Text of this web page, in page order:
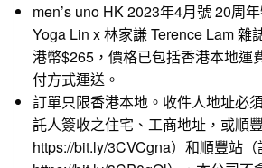
men’s uno HK 2023年4月號 20周
Yoga Lin x 林家謙 Terence Lam 雜
港幣$265，價格已包括香港本地運
付方式運送。
訂單只限香港本地。收件人地址必
託人簽收之住宅、工商地址，或順
https://bit.ly/3CVCgna）和順豐站（